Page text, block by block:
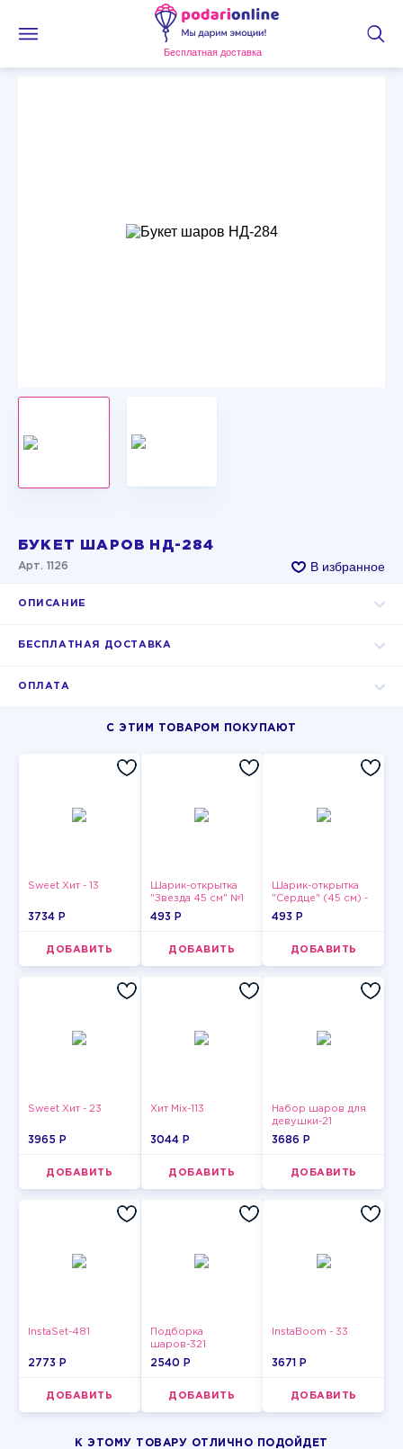
Бесплатная доставка
БУКЕТ ШАРОВ НД-284
Арт. 1126 В избранное
ОПИСАНИЕ
БЕСПЛАТНАЯ ДОСТАВКА
ОПЛАТА
С ЭТИМ ТОВАРОМ ПОКУПАЮТ
Sweet Хит - 13
3734 P
ДОБАВИТЬ
Шарик-открытка
"Звезда 45 см" №1
493 P
ДОБАВИТЬ
Шарик-открытка
"Сердце" (45 см) -
2
493 P
ДОБАВИТЬ
Sweet Хит - 23
3965 P
ДОБАВИТЬ
Хит Mix-113
3044 P
ДОБАВИТЬ
Набор шаров для
девушки-21
3686 P
ДОБАВИТЬ
InstaSet-481
2773 P
ДОБАВИТЬ
Подборка
шаров-321
2540 P
ДОБАВИТЬ
InstaBoom - 33
3671 P
ДОБАВИТЬ
К ЭТОМУ ТОВАРУ ОТЛИЧНО ПОДОЙДЕТ